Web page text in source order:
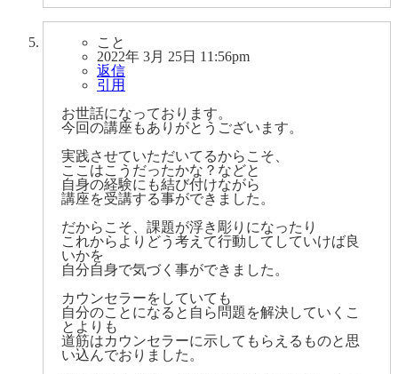
こと
2022年 3月 25日 11:56pm
返信
引用
お世話になっております。
今回の講座もありがとうございます。
実践させていただいてるからこそ、
ここはこうだったかな？などと
自身の経験にも結び付けながら
講座を受講する事ができました。
だからこそ、課題が浮き彫りになったり
これからよりどう考えて行動してしていけば良
いかを
自分自身で気づく事ができました。
カウンセラーをしていても
自分のことになると自ら問題を解決していくこ
とよりも
道筋はカウンセラーに示してもらえるものと思
い込んでおりました。